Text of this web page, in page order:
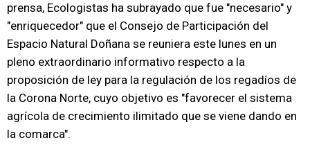
prensa, Ecologistas ha subrayado que fue "necesario" y
"enriquecedor" que el Consejo de Participación del
Espacio Natural Doñana se reuniera este lunes en un
pleno extraordinario informativo respecto a la
proposición de ley para la regulación de los regadíos de
la Corona Norte, cuyo objetivo es "favorecer el sistema
agrícola de crecimiento ilimitado que se viene dando en
la comarca".